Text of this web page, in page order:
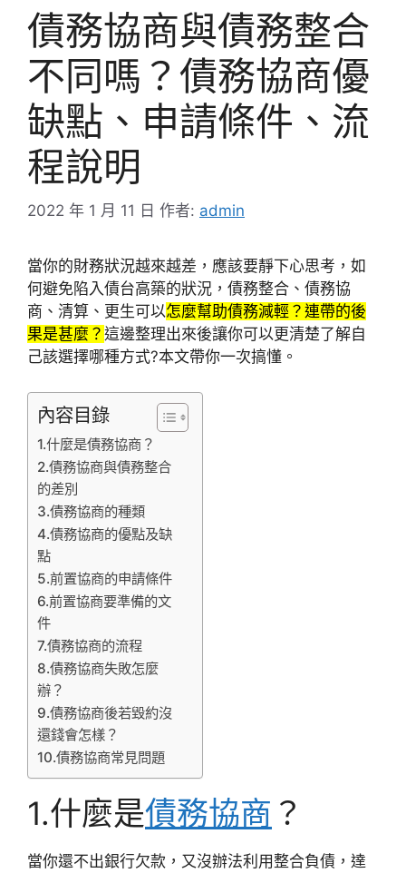
債務協商與債務整合
不同嗎？債務協商優
缺點、申請條件、流
程說明
2022 年 1 月 11 日 作者: admin
當你的財務狀況越來越差，應該要靜下心思考，如
何避免陷入債台高築的狀況，債務整合、債務協
商、清算、更生可以怎麼幫助債務減輕？連帶的後
果是甚麼？ 這邊整理出來後讓你可以更清楚了解自
己該選擇哪種方式?本文帶你一次搞懂。
內容目錄
1.什麼是債務協商？
2.債務協商與債務整合
的差別
3.債務協商的種類
4.債務協商的優點及缺
點
5.前置協商的申請條件
6.前置協商要準備的文
件
7.債務協商的流程
8.債務協商失敗怎麼
辦？
9.債務協商後若毀約沒
還錢會怎樣？
10.債務協商常見問題
1.什麼是債務協商 ？
當你還不出銀行欠款，又沒辦法利用整合負債，達